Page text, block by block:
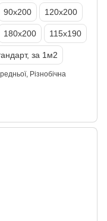
90х200 120х200
180х200 115х190
за 1м2
Різнобічна